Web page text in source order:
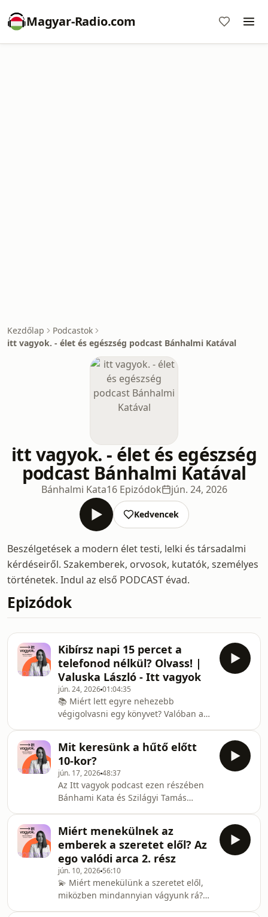
Magyar-Radio.com
Kezdőlap
Podcastok
itt vagyok. - élet és egészség podcast Bánhalmi Katával
itt vagyok. - élet és egészség
podcast Bánhalmi Katával
Bánhalmi Kata16 Epizódok jún. 24, 2026
Kedvencek
Beszélgetések a modern élet testi, lelki és társadalmi
kérdéseiről. Szakemberek, orvosok, kutatók, személyes
történetek. Indul az első PODCAST évad.
Epizódok
Kibírsz napi 15 percet a
telefonod nélkül? Olvass! |
Valuska László - Itt vagyok
jún. 24, 202601:04:35
📚 Miért lett egyre nehezebb
végigolvasni egy könyvet? Valóban a
figyelmünk? Mit veszítünk azzal, ha
egyre kevesebbet olvasunk, és mit
nyerhetünk vissza, ha újra helyet
adunk a könyveknek az életünkben?
Az Itt vagyok podcast legújabb
epizódjában Bánhalmi Kata vendége
Valuska László, a Margó Irodalmi
Fesztivál igazgatója. A beszélgetés so
Mit keresünk a hűtő előtt
10-kor?
jún. 17, 202648:37
Az Itt vagyok podcast ezen részében
Bánhami Kata és Szilágyi Tamás
a feszültség vagy a kimerültség
elhatalmasodik rajtunk. A beszélgetés
során a táplálkozás pszichológia
alapjait vizsgáljuk meg, és közösen
keressük a megoldást azokra a
berögzült mintákra, amelyek miatt a
legtöbb fogyókúra kudarcba fullad. Ez
Miért menekülnek az
emberek a szeretet elől? Az
ego valódi arca 2. rész
jún. 10, 2026 56:10
💫 Miért menekülünk a szeretet elől,
miközben mindannyian vágyunk rá?